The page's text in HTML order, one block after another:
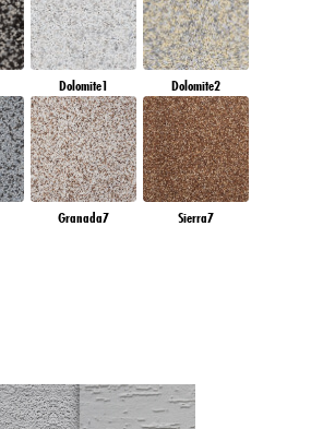
Dolomite1 Dolomite2
Granada7 Sierra7